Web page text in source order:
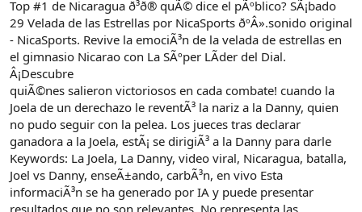
Top #1 de Nicaragua ð³ð® quÃ© dice el pÃºblico? SÃ¡bado
29 Velada de las Estrellas por NicaSports ðºÂ».sonido original
- NicaSports. Revive la emociÃ³n de la velada de estrellas en
el gimnasio Nicarao con La SÃºper LÃder del Dial.
Â¡Descubre
quiÃ©nes salieron victoriosos en cada combate! cuando la
Joela de un derechazo le reventÃ³ la nariz a la Danny, quien
no pudo seguir con la pelea. Los jueces tras declarar
ganadora a la Joela, estÃ¡ se dirigiÃ³ a la Danny para darle
Keywords: La Joela, La Danny, video viral, Nicaragua, batalla,
Joel vs Danny, enseÃ±ando, carbÃ³n, en vivo Esta
informaciÃ³n se ha generado por IA y puede presentar
resultados que no son relevantes. No representa las